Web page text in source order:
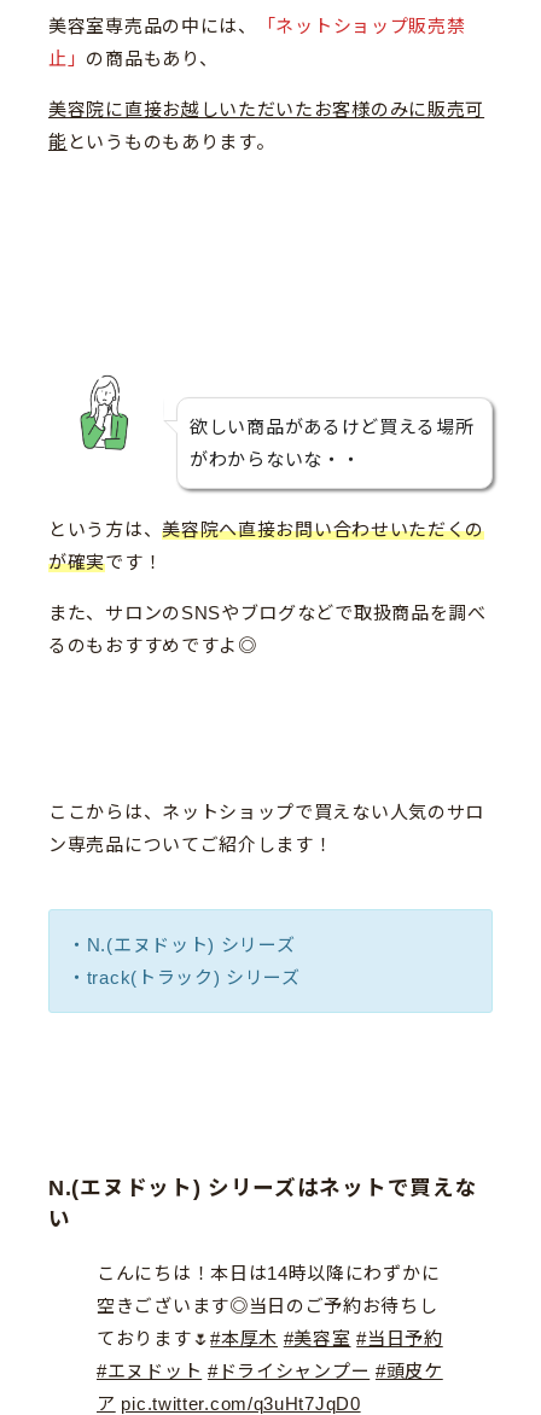
美容室専売品の中には、
「ネットショップ販売禁
止」 の商品もあり、
美容院に直接お越しいただいたお客様のみに販売可
能 というものもあります。
欲しい商品があるけど買える場所
がわからないな・・
という方は、美容院へ直接お問い合わせいただくの
が確実です！
また、サロンのSNSやブログなどで取扱商品を調べ
るのもおすすめですよ◎
ここからは、ネットショップで買えない人気のサロ
ン専売品についてご紹介します！
・N.(エヌドット) シリーズ
・track(トラック) シリーズ
N.(エヌドット) シリーズはネットで買えな
い
こんにちは！本日は14時以降にわずかに
空きございます◎当日のご予約お待ちし
ております🌷#本厚木 #美容室 #当日予約
#エヌドット #ドライシャンプー #頭皮ケ
ア pic.twitter.com/q3uHt7JqD0